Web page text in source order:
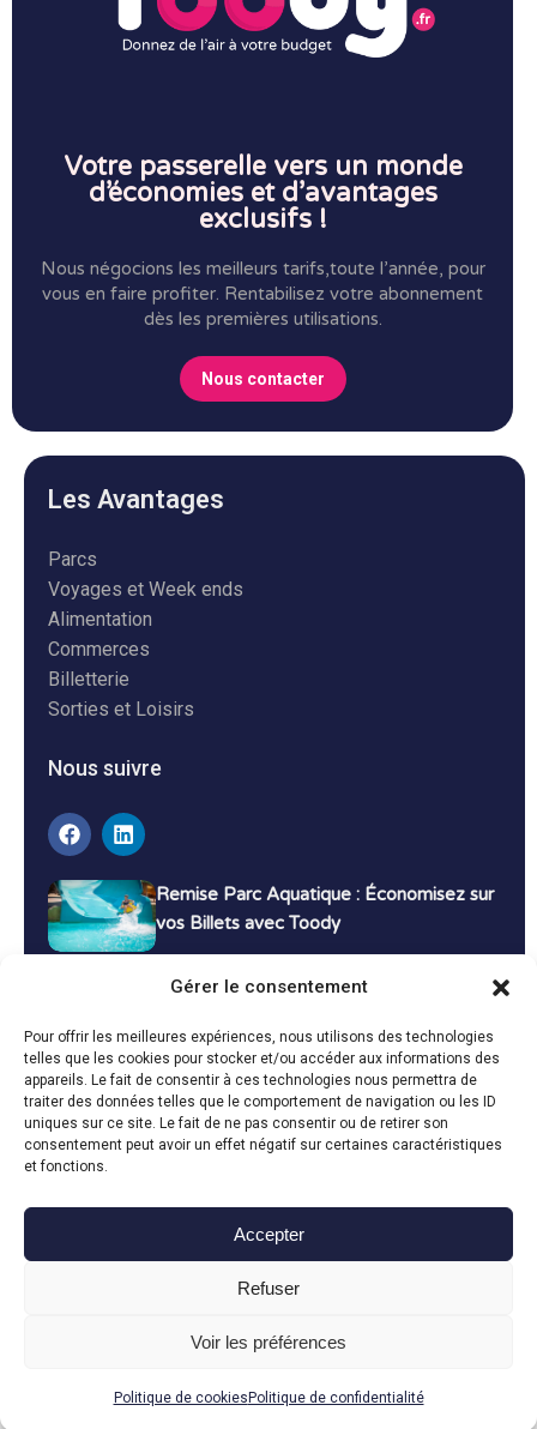
Gérer le consentement
Pour offrir les meilleures expériences, nous utilisons des technologies
telles que les cookies pour stocker et/ou accéder aux informations des
appareils. Le fait de consentir à ces technologies nous permettra de
traiter des données telles que le comportement de navigation ou les ID
uniques sur ce site. Le fait de ne pas consentir ou de retirer son
consentement peut avoir un effet négatif sur certaines caractéristiques
et fonctions.
Accepter
Refuser
Voir les préférences
Politique de cookies Politique de confidentialité
Votre passerelle vers un monde
d’économies et d’avantages
exclusifs !
Nous négocions les meilleurs tarifs,toute l’année, pour
vous en faire profiter. Rentabilisez votre abonnement
dès les premières utilisations.
Nous contacter
Les Avantages
Parcs
Voyages et Week ends
Alimentation
Commerces
Billetterie
Sorties et Loisirs
Nous suivre
Remise Parc Aquatique : Économisez sur
vos Billets avec Toody
Bons Plans Voyage : Économisez sur vos
Vacances avec Toody
13 décembre 2024 Bon plans
Toody © 2024
Mentions légales
Politique de cookies
Fait avec le en Vendée par